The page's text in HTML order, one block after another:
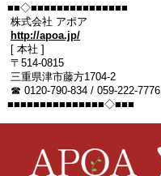
■■◇■■■■■■■■■■■■■■■
株式会社 アポア
http://apoa.jp/
[ 本社 ]
〒514-0815
三重県津市藤方1704-2
☎ 0120-790-834 / 059-222-7776
■■■■■■■■■■■■■■■◇■■■